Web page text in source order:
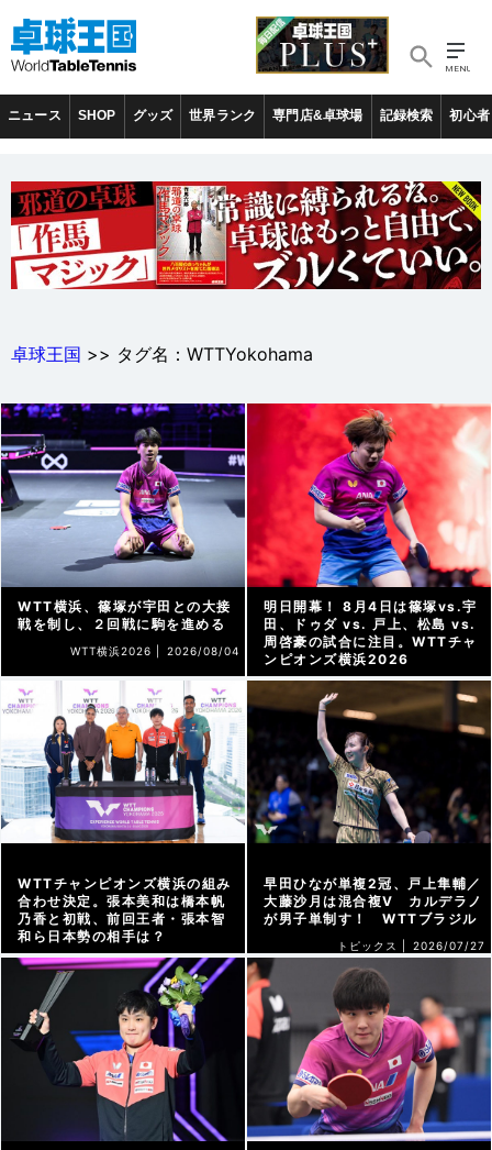
ニュース SHOP グッズ 世界ランク 専門店&卓球場 記録検索 初心者
卓球王国 >> タグ名：WTTYokohama
WTT横浜、篠塚が宇田との大接
戦を制し、２回戦に駒を進める
WTT横浜2026 | 2026/08/04
明日開幕！ 8月4日は篠塚vs.宇
田、ドゥダ vs. 戸上、松島 vs.
周啓豪の試合に注目。WTTチャ
ンピオンズ横浜2026
WTTチャンピオンズ横浜の組み
合わせ決定。張本美和は橋本帆
乃香と初戦、前回王者・張本智
和ら日本勢の相手は？
WTT横浜2026 | 2026/08/02
早田ひなが単複2冠、戸上隼輔／
大藤沙月は混合複V カルデラノ
が男子単制す！ WTTブラジル
トピックス | 2026/07/27